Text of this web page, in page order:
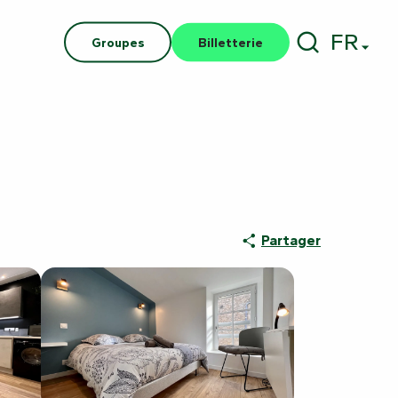
Groupes Billetterie FR
Partager